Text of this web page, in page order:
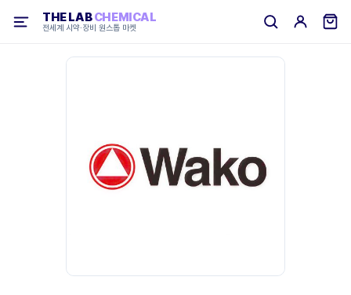
THE LABCHEMICAL
전세계 시약·장비 원스톱 마켓